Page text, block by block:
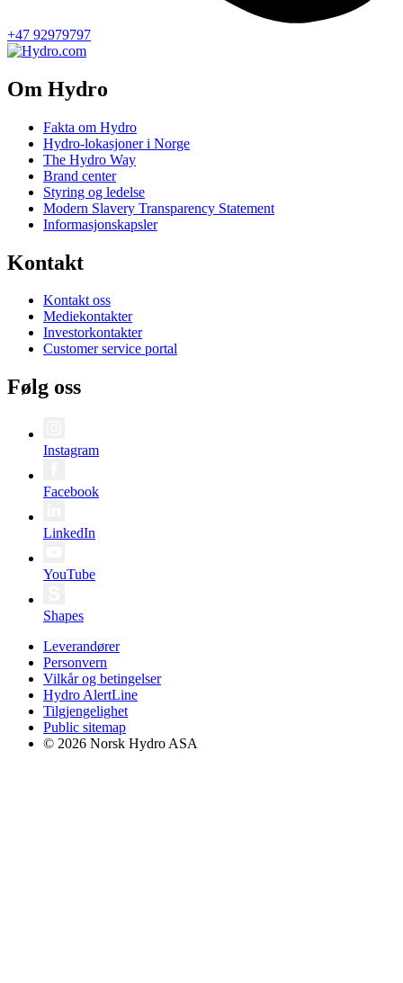
+47 92979797
Om Hydro
Fakta om Hydro
Hydro-lokasjoner i Norge
The Hydro Way
Brand center
Styring og ledelse
Modern Slavery Transparency Statement
Informasjonskapsler
Kontakt
Kontakt oss
Mediekontakter
Investorkontakter
Customer service portal
Følg oss
Instagram
Facebook
LinkedIn
YouTube
Shapes
Leverandører
Personvern
Vilkår og betingelser
Hydro AlertLine
Tilgjengelighet
Public sitemap
© 2026 Norsk Hydro ASA